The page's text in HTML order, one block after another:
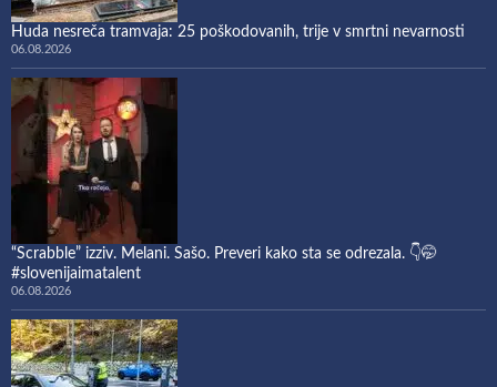
Huda nesreča tramvaja: 25 poškodovanih, trije v smrtni nevarnosti
06.08.2026
“Scrabble” izziv. Melani. Sašo. Preveri kako sta se odrezala. 👇🤭
#slovenijaimatalent
06.08.2026